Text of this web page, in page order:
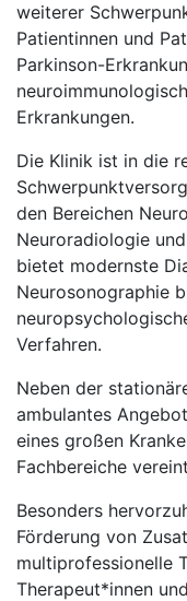
weiterer
Patientinnen und
Parkinson-
Erkrankungen.
Die Klinik ist in die
den Bereichen
Neuroradiologie
bietet modernste
Neurosonographie
Verfahren.
Neben der
ambulantes
eines großen
Fachbereiche
Besonders
Förderung von
multiprofessionelle
Therapeut*innen